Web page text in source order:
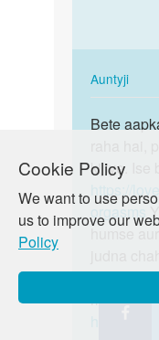
Cookie Policy
We want to use
us to improve our
Policy
कैसे
मिलती
by
sohan
se…
AuntyjiIn
reply
to
se…
अज्ञात
Bete
sawal
Bete
kijiye. Ise
https://
orgasms
mein
https://